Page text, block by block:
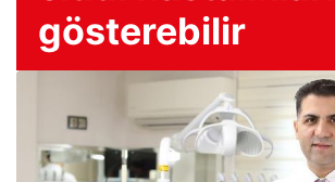
gösterebilir